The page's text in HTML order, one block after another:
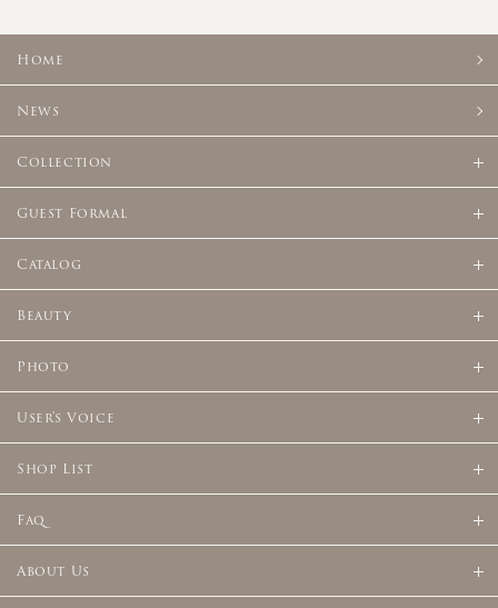
Home
News
Collection
Guest Formal
Catalog
Beauty
Photo
User's Voice
Shop List
Faq
About Us